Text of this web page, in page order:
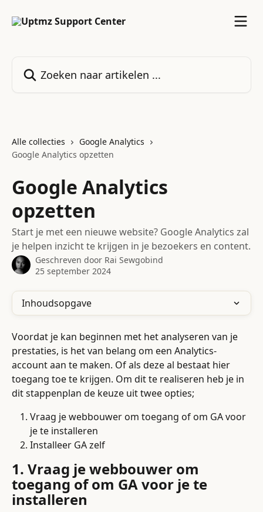
Alle collecties
Google Analytics
Google Analytics opzetten
Google Analytics
opzetten
Start je met een nieuwe website? Google Analytics zal
je helpen inzicht te krijgen in je bezoekers en content.
Geschreven door Rai Sewgobind
25 september 2024
Inhoudsopgave
Voordat je kan beginnen met het analyseren van je
prestaties, is het van belang om een Analytics-
account aan te maken. Of als deze al bestaat hier
toegang toe te krijgen. Om dit te realiseren heb je in
dit stappenplan de keuze uit twee opties;
Vraag je webbouwer om toegang of om GA voor
je te installeren
Installeer GA zelf
1. Vraag je webbouwer om
toegang of om GA voor je te
installeren